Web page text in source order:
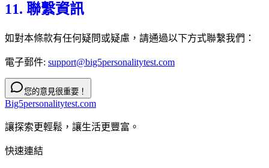
11. 聯繫資訊
如對本條款有任何疑問或疑慮，請通過以下方式聯繫我們：
電子郵件: support@big5personalitytest.com
您的意見很重要！
Big5personalitytest.com
讓探索更輕鬆，讓生活更豐富。
快速連結